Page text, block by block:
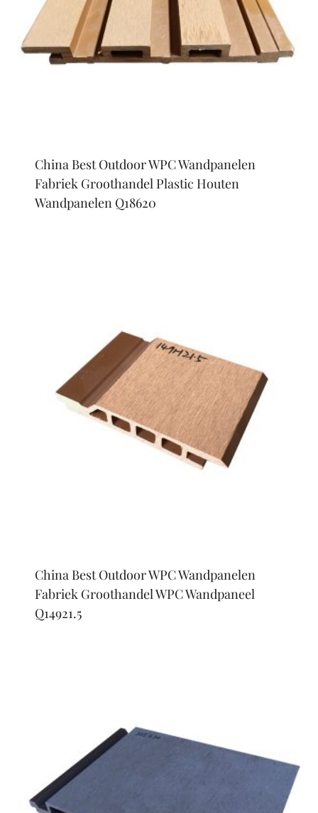
China Best Outdoor WPC Wandpanelen
Fabriek Groothandel Plastic Houten
Wandpanelen Q18620
China Best Outdoor WPC Wandpanelen
Fabriek Groothandel WPC Wandpaneel
Q14921.5